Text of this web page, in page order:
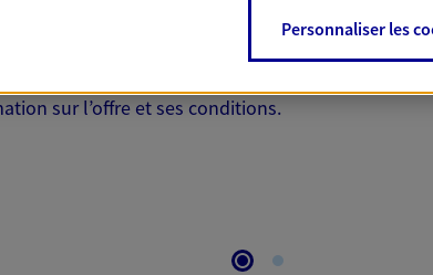
aussi prendre soin de votre santé ? Avec le contrat
sur l’offre et ses conditions.
Personnaliser les